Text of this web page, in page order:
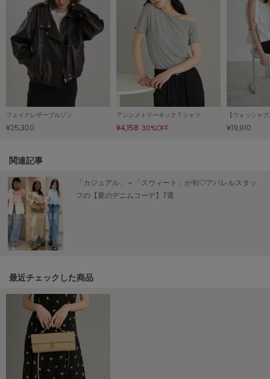
le coq sportif
ルコックスポルティフ
LeSportsac
レスポートサック
LILY BROWN
リリーブラウンランジェリー
LITTLE UNION TOKYO
リトルユニオン トウキョウ
made of Organics
メイドオブオーガニクス
MICHU COQUETTE
MIESROHE
miies miim
ミーエスミーム
Mila Owen
ミラオーウェン
フェイクレザーブルゾン
¥25,300
アシンメトリーネックＴシャツ
¥4,158 30%OFF ¥19,910
関連記事
「カジュアル」＋「スウィート」が旬♡アパレルスタッ
フの【夏のデニムコーデ】7選
最近チェックした商品